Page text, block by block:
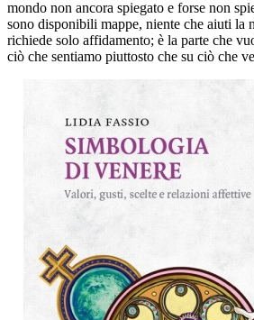
mondo non ancora spiegato e forse non
sono disponibili mappe, niente che aiuti la
richiede solo affidamento; è la parte che
ciò che sentiamo piuttosto che su ciò che